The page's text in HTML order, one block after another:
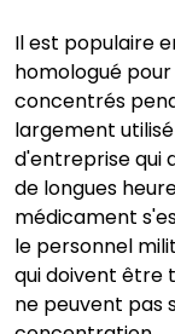
Il est populaire
homologué
concentrés
largement
d'entreprise qui
de longues
médicament
le personnel
qui doivent être
ne peuvent pas